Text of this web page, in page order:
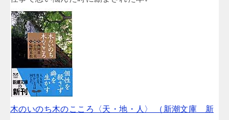
木のいのち木のこころ〈天・地・人〉 （新潮文庫 新